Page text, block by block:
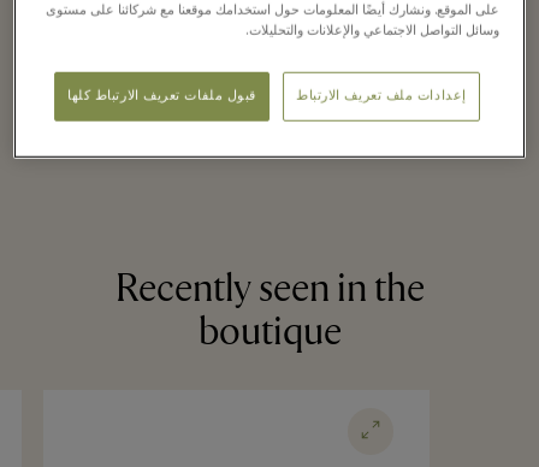
Recently seen in the
boutique
على الموقع. ونشارك أيضًا المعلومات حول استخدامك موقعنا مع شركائنا على مستوى
وسائل التواصل الاجتماعي والإعلانات والتحليلات.
إعدادات ملف تعريف الارتباط قبول ملفات تعريف الارتباط كلها